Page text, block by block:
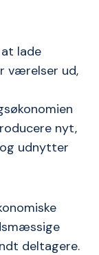
lade
værelser ud,
nyt,
udnytter
deltagere.